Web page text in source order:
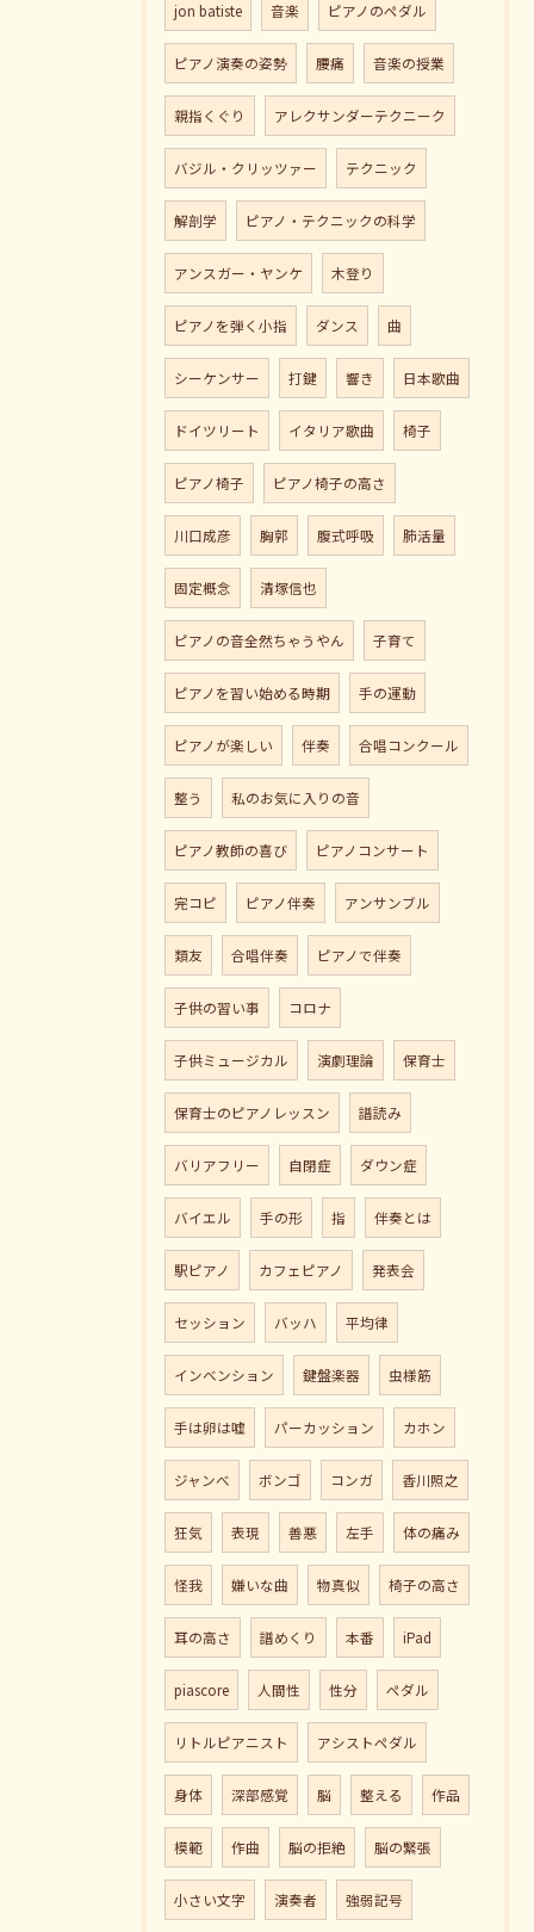
jon batiste 音楽 ピアノのペダル
ピアノ演奏の姿勢 腰痛 音楽の授業
親指くぐり アレクサンダーテクニーク
バジル・クリッツァー テクニック
解剖学 ピアノ・テクニックの科学
アンスガー・ヤンケ 木登り
ピアノを弾く小指 ダンス 曲
シーケンサー 打鍵 響き 日本歌曲
ドイツリート イタリア歌曲 椅子
ピアノ椅子 ピアノ椅子の高さ
川口成彦 胸郭 腹式呼吸 肺活量
固定概念 清塚信也
ピアノの音全然ちゃうやん 子育て
ピアノを習い始める時期 手の運動
ピアノが楽しい 伴奏 合唱コンクール
整う 私のお気に入りの音
ピアノ教師の喜び ピアノコンサート
完コピ ピアノ伴奏 アンサンブル
類友 合唱伴奏 ピアノで伴奏
子供の習い事 コロナ
子供ミュージカル 演劇理論 保育士
保育士のピアノレッスン 譜読み
バリアフリー 自閉症 ダウン症
バイエル 手の形 指 伴奏とは
駅ピアノ カフェピアノ 発表会
セッション バッハ 平均律
インベンション 鍵盤楽器 虫様筋
手は卵は嘘 パーカッション カホン
ジャンべ ボンゴ コンガ 香川照之
狂気 表現 善悪 左手 体の痛み
怪我 嫌いな曲 物真似 椅子の高さ
耳の高さ 譜めくり 本番 iPad
piascore 人間性 性分 ペダル
リトルピアニスト アシストペダル
身体 深部感覚 脳 整える 作品
模範 作曲 脳の拒絶 脳の緊張
小さい文字 演奏者 強弱記号